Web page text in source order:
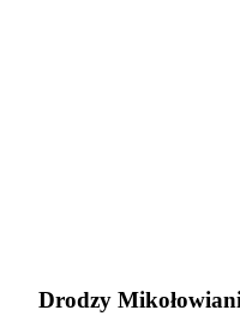
Drodzy